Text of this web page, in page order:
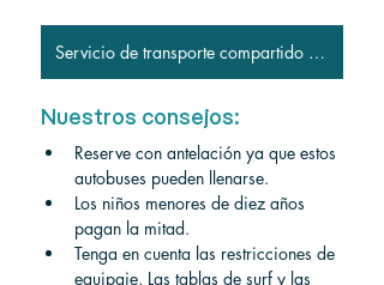
Servicio de transporte compartido a Dominical
Nuestros consejos:
Reserve con antelación ya que estos
autobuses pueden llenarse.
Los niños menores de diez años
pagan la mitad.
Tenga en cuenta las restricciones de
equipaje. Las tablas de surf y las